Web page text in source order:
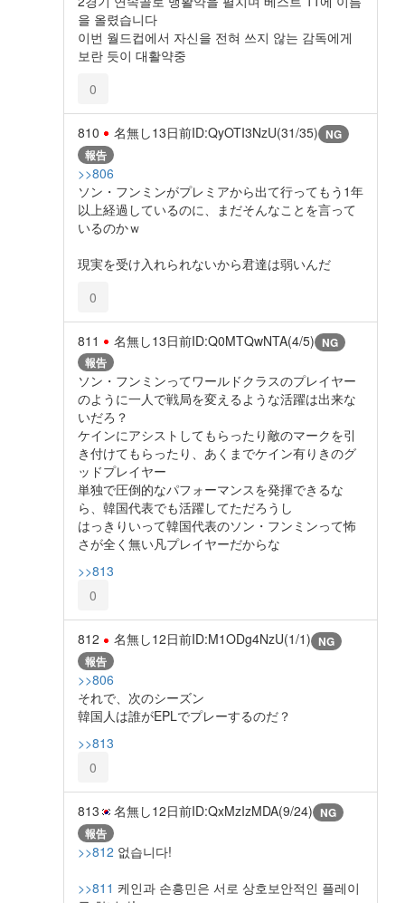
을 올렸습니다
이번 월드컵에서 자신을 전혀 쓰지 않는 감독에게
보란 듯이 대활약중
0
810 名無し13日前ID:QyOTI3NzU(31/35) NG
報告
>>806
ソン・フンミンがプレミアから出て行ってもう1年
以上経過しているのに、まだそんなことを言って
いるのかｗ
現実を受け入れられないから君達は弱いんだ
0
811 名無し13日前ID:Q0MTQwNTA(4/5) NG
報告
ソン・フンミンってワールドクラスのプレイヤー
のように一人で戦局を変えるような活躍は出来な
いだろ？
ケインにアシストしてもらったり敵のマークを引
き付けてもらったり、あくまでケイン有りきのグ
ッドプレイヤー
単独で圧倒的なパフォーマンスを発揮できるな
ら、韓国代表でも活躍してただろうし
はっきりいって韓国代表のソン・フンミンって怖
さが全く無い凡プレイヤーだからな
>>813
0
812 名無し12日前ID:M1ODg4NzU(1/1) NG
報告
>>806
それで、次のシーズン
韓国人は誰がEPLでプレーするのだ？
>>813
0
813 名無し12日前ID:QxMzIzMDA(9/24) NG
報告
>>812 없습니다!
>>811 케인과 손흥민은 서로 상호보안적인 플레이